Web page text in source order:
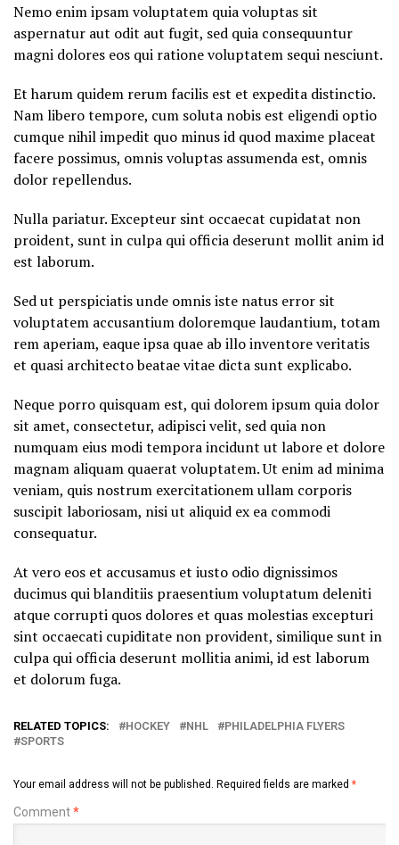
Nemo enim ipsam voluptatem quia voluptas sit
aspernatur aut odit aut fugit, sed quia consequuntur
magni dolores eos qui ratione voluptatem sequi nesciunt.
Et harum quidem rerum facilis est et expedita distinctio.
Nam libero tempore, cum soluta nobis est eligendi optio
cumque nihil impedit quo minus id quod maxime placeat
facere possimus, omnis voluptas assumenda est, omnis
dolor repellendus.
Nulla pariatur. Excepteur sint occaecat cupidatat non
proident, sunt in culpa qui officia deserunt mollit anim id
est laborum.
Sed ut perspiciatis unde omnis iste natus error sit
voluptatem accusantium doloremque laudantium, totam
rem aperiam, eaque ipsa quae ab illo inventore veritatis
et quasi architecto beatae vitae dicta sunt explicabo.
Neque porro quisquam est, qui dolorem ipsum quia dolor
sit amet, consectetur, adipisci velit, sed quia non
numquam eius modi tempora incidunt ut labore et dolore
magnam aliquam quaerat voluptatem. Ut enim ad minima
veniam, quis nostrum exercitationem ullam corporis
suscipit laboriosam, nisi ut aliquid ex ea commodi
consequatur.
At vero eos et accusamus et iusto odio dignissimos
ducimus qui blanditiis praesentium voluptatum deleniti
atque corrupti quos dolores et quas molestias excepturi
sint occaecati cupiditate non provident, similique sunt in
culpa qui officia deserunt mollitia animi, id est laborum
et dolorum fuga.
RELATED TOPICS: HOCKEY NHL
PHILADELPHIA FLYERS
SPORTS
Your email address will not be published. Required fields are marked *
Comment*